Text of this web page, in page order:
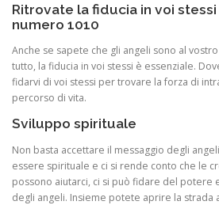
Ritrovate la fiducia in voi stessi
numero 1010
Anche se sapete che gli angeli sono al
tutto, la fiducia in voi stessi è essenziale.
fidarvi di voi stessi per trovare la forza di
percorso di vita.
Sviluppo spirituale
Non basta accettare il messaggio degli
essere spirituale e ci si rende conto che le
possono aiutarci, ci si può fidare del potere
degli angeli. Insieme potete aprire la strada